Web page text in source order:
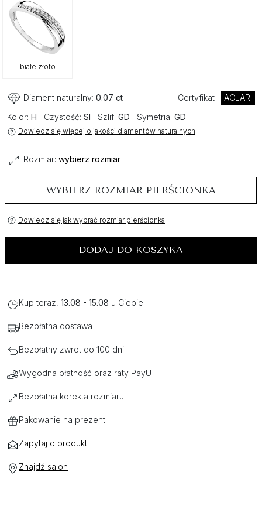
białe złoto
Diament naturalny: 0.07 ct Certyfikat : ACLARI
Kolor: H Czystość: SI Szlif: GD Symetria: GD
Dowiedz się więcej o jakości diamentów naturalnych
Rozmiar: wybierz rozmiar
WYBIERZ ROZMIAR PIERŚCIONKA
Dowiedz się jak wybrać rozmiar pierścionka
DODAJ DO KOSZYKA
Kup teraz, 13.08 - 15.08 u Ciebie
Bezpłatna dostawa
Bezpłatny zwrot do 100 dni
Wygodna płatność oraz raty PayU
Bezpłatna korekta rozmiaru
Pakowanie na prezent
Zapytaj o produkt
Znajdź salon